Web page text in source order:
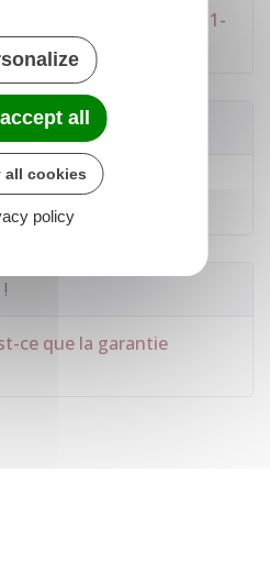
: articles L211-1 à L211-
et des véhicules
ce que la garantie
all
all cookies
policy